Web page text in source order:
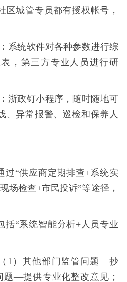
区城管专员都有授权帐号，
系统软件对各种参数进行综
，第三方专业人员进行研
浙政钉小程序，随时随地可
、异常报警、巡检和保养人
过“供应商定期排查+系统实
场检查+市民投诉”等途径，
括“系统智能分析+人员专业
（ 1）其他部门监管问题—抄
题—提供专业化整改意见；